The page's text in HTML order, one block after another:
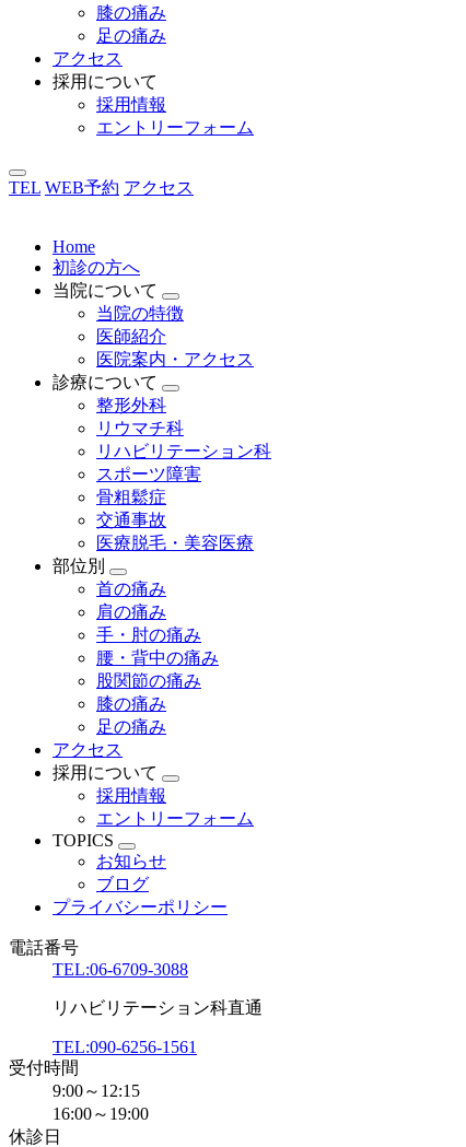
膝の痛み
足の痛み
アクセス
採用について
採用情報
エントリーフォーム
TEL WEB予約 アクセス
Home
初診の方へ
当院について
当院の特徴
医師紹介
医院案内・アクセス
診療について
整形外科
リウマチ科
リハビリテーション科
スポーツ障害
骨粗鬆症
交通事故
医療脱毛・美容医療
部位別
首の痛み
肩の痛み
手・肘の痛み
腰・背中の痛み
股関節の痛み
膝の痛み
足の痛み
アクセス
採用について
採用情報
エントリーフォーム
TOPICS
お知らせ
ブログ
プライバシーポリシー
電話番号
TEL:06-6709-3088
リハビリテーション科直通
TEL:090-6256-1561
受付時間
9:00～12:15
16:00～19:00
休診日